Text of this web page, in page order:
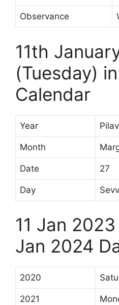
Observance
11th
(Tuesday)
Calendar
Year
Month
Date 27
Day
11 Jan 2023
Jan 2024
2020
2021